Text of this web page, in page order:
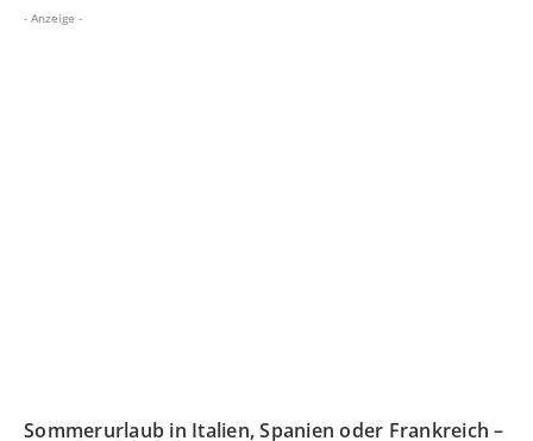
- Anzeige -
Sommerurlaub in Italien, Spanien oder Frankreich –